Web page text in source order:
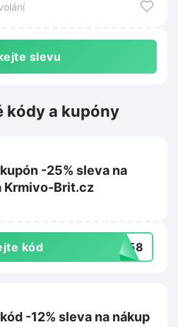
slevu
kódy a kupóny
-25% sleva na
Krmivo-Brit.cz
kód 1958
-12% sleva na nákup